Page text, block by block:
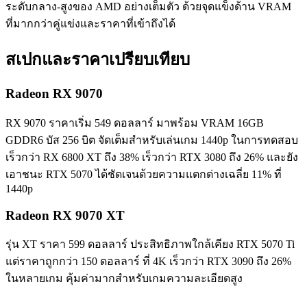
ระดับกลาง-สูงของ AMD อย่างเต็มตัว ด้วยจุดแข็งด้าน VRAM
ที่มากกว่าคู่แข่งและราคาที่เข้าถึงได้
สเปกและราคาเปรียบเทียบ
Radeon RX 9070
RX 9070 ราคาเริ่ม 549 ดอลลาร์ มาพร้อม VRAM 16GB
GDDR6 บัส 256 บิต จัดเต็มสำหรับเล่นเกม 1440p ในการทดสอบ
เร็วกว่า RX 6800 XT ถึง 38% เร็วกว่า RTX 3080 ถึง 26% และยัง
เอาชนะ RTX 5070 ได้ชัดเจนด้วยความแตกต่างเฉลี่ย 11% ที่
1440p
Radeon RX 9070 XT
รุ่น XT ราคา 599 ดอลลาร์ ประสิทธิภาพใกล้เคียง RTX 5070 Ti
แต่ราคาถูกกว่า 150 ดอลลาร์ ที่ 4K เร็วกว่า RTX 3090 ถึง 26%
ในหลายเกม คุ้มค่ามากสำหรับเกมความละเอียดสูง